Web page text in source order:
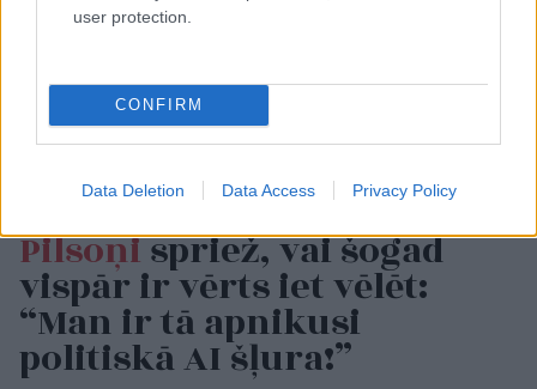
user protection.
CONFIRM
Data Deletion Data Access Privacy Policy
Pilsoņispriež, vai šogad
vispār ir vērts iet vēlēt:
“Man ir tā apnikusi
politiskā AI šļura!”